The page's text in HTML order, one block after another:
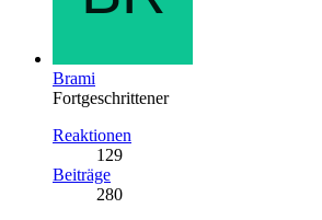
Brami
Fortgeschrittener
Reaktionen
129
Beiträge
280